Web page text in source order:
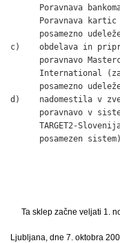
Poravnava
Poravnava kartic
posamezno
c)    obdelava in
poravnavo
International
posamezno
d)    nadomestila v
poravnavo v
TARGET2-
posamezen
Ta sklep začne veljati 1.
Ljubljana, dne 7. oktobra